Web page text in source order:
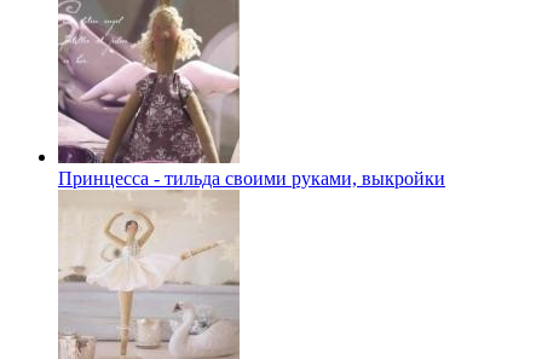
Принцесса - тильда своими руками, выкройки